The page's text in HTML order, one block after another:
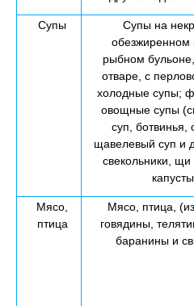
Супы
Супы на
обезжиренном
рыбном
отваре, с
холодные супы;
овощные супы
суп, ботвинья,
щавелевый суп и
свекольники, щи
капусты.
Мясо,
птица
Мясо, птица,
говядины,
баранины и